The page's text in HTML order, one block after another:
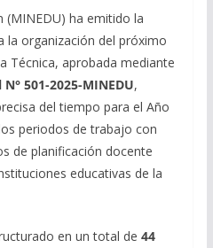
(MINEDU) ha emitido la
la organización del próximo
Técnica, aprobada mediante
501-2025-MINEDU,
del tiempo para el Año
periodos de trabajo con
de planificación docente
educativas de la
en un total de 44